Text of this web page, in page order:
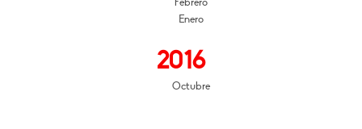
Enero
2016
Octubre